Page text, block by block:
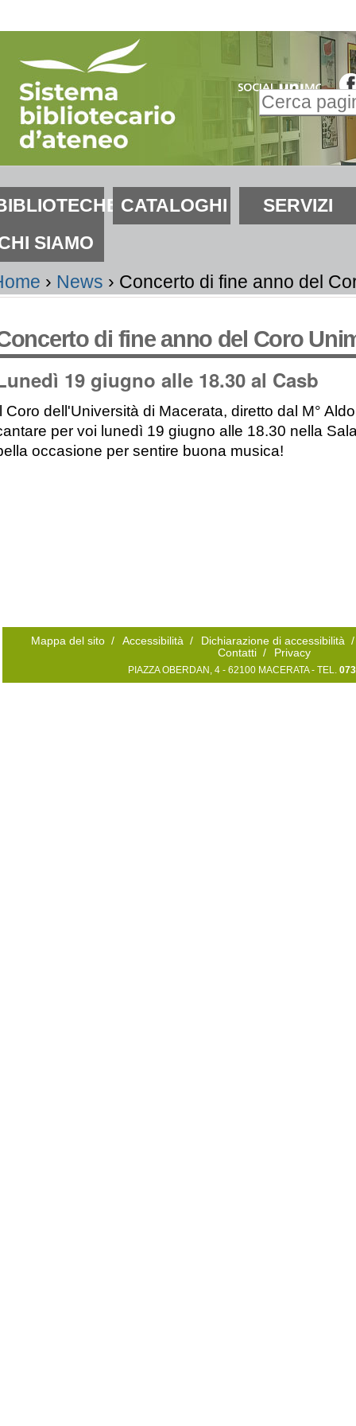
Inserire il
Ricerca
avanzata…
CATALOGHI
SERVIZI
SIAMO
› News › Concerto di fine anno del
di fine anno del Coro
19 giugno alle 18.30 al Casb
Coro dell'Università di Macerata, diretto dal M°
per voi lunedì 19 giugno alle 18.30 nella
occasione per sentire buona musica!
Mappa del sito / Accessibilità / Dichiarazione di accessibilità /
Contatti / Privacy
PIAZZA OBERDAN, 4 - 62100 MACERATA - TEL.